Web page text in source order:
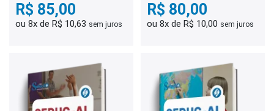
R$ 85,00
ou 8x de R$ 10,63 sem juros
R$ 80,00
ou 8x de R$ 10,00 sem juros